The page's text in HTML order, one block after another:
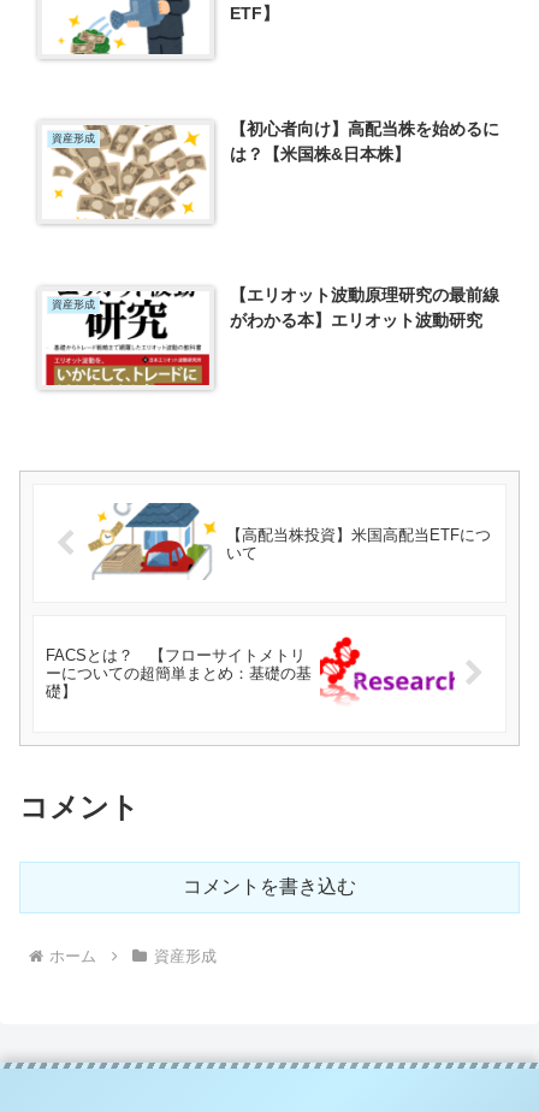
ETF】
資産形成
【初心者向け】高配当株を始めるに
は？【米国株&日本株】
資産形成
【エリオット波動原理研究の最前線
がわかる本】エリオット波動研究
【高配当株投資】米国高配当ETFにつ
いて
FACSとは？ 【フローサイトメトリ
ーについての超簡単まとめ：基礎の基
礎】
コメント
コメントを書き込む
ホーム 資産形成